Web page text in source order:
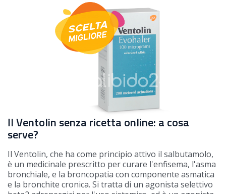
Il Ventolin senza ricetta online: a cosa
serve?
Il Ventolin, che ha come principio attivo il salbutamolo,
è un medicinale prescritto per curare l'enfisema, l'asma
bronchiale, e la broncopatia con componente asmatica
e la bronchite cronica. Si tratta di un agonista selettivo